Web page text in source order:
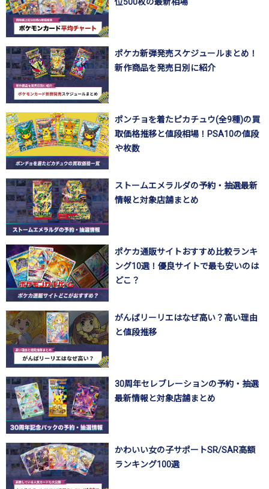
ポケカ新弾発売スケジュールまとめ！
新作商品を発売日別に紹介
ポンチョを着たピカチュウ(全9種)の買
取価格推移と値段相場！PSA10の値段
や枚数
ストームエメラルダの予約・抽選最新
情報と対象店舗まとめ
ポケカ通販サイトおすすめ比較ランキ
ング10選！優良サイトで最も安いのは
どこ？
がんばリーリエはなぜ高い？高い理由
と値段推移
30周年セレブレーションの予約・抽選
最新情報と対象店舗まとめ
かわいい女の子サポートSR/SAR高額
ランキング100選